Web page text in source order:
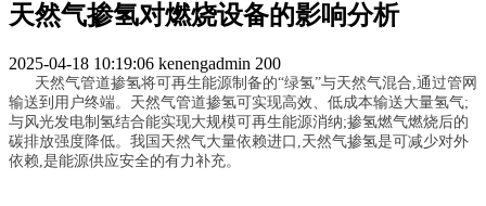
天然气掺氢对燃烧设备的影响分析
2025-04-18 10:19:06 kenengadmin 200
天然气管道掺氢将可再生能源制备的“绿氢”与天然气混合,通过管网
输送到用户终端。天然气管道掺氢可实现高效、低成本输送大量氢气;
与风光发电制氢结合能实现大规模可再生能源消纳;掺氢燃气燃烧后的
碳排放强度降低。我国天然气大量依赖进口,天然气掺氢是可减少对外
依赖,是能源供应安全的有力补充。